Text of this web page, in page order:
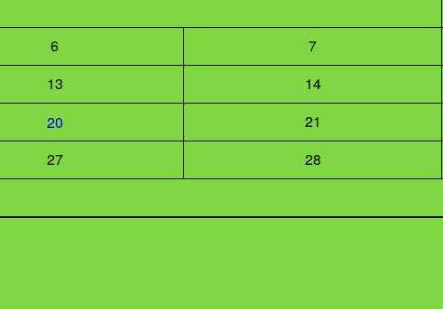
6 7
13 14
20 21
27 28